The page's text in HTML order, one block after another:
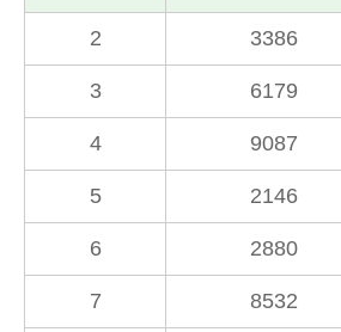
2 3386
3 6179
4 9087
5 2146
6 2880
7 8532